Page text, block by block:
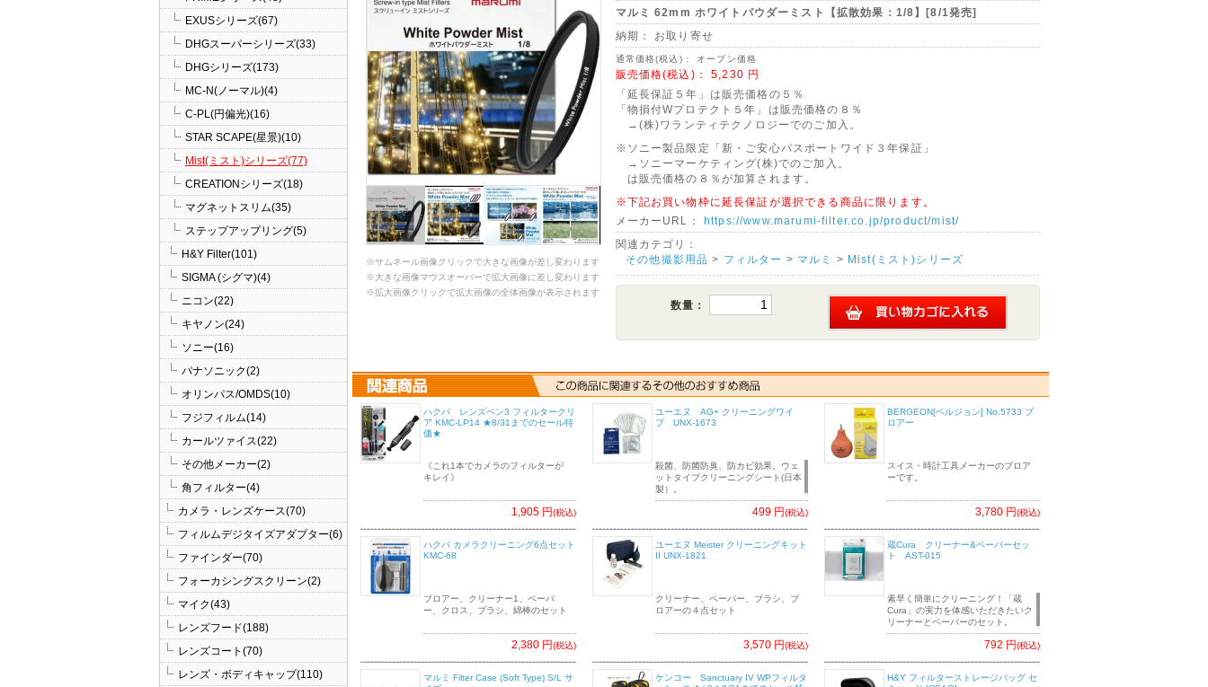
EXUSシリーズ(67)
DHGスーパーシリーズ(33)
DHGシリーズ(173)
MC-N(ノーマル)(4)
C-PL(円偏光)(16)
STAR SCAPE(星景)(10)
Mist(ミスト)シリーズ(77)
CREATIONシリーズ(18)
マグネットスリム(35)
ステップアップリング(5)
H&Y Filter(101)
SIGMA (シグマ)(4)
ニコン(22)
キヤノン(24)
ソニー(16)
パナソニック(2)
オリンパス/OMDS(10)
フジフィルム(14)
カールツァイス(22)
その他メーカー(2)
角フィルター(4)
カメラ・レンズケース(70)
フィルムデジタイズアダプター(6)
ファインダー(70)
フォーカシングスクリーン(2)
マイク(43)
レンズフード(188)
レンズコート(70)
レンズ・ボディキャップ(110)
※サムネール画像クリックで大きな画像が差し変わります
※大きな画像マウスオーバーで拡大画像に差し変わります
※拡大画像クリックで拡大画像の全体画像が表示されます
マルミ 62mm ホワイトパウダーミスト【拡散効果：1/8】[8/1発売]
納期：
お取り寄せ
通常価格(税込)： オープン価格
販売価格(税込)： 5,230 円
「延長保証５年」は販売価格の５％
「物損付Wプロテクト５年」は販売価格の８％
→(株)ワランティテクノロジーでのご加入。
※ソニー製品限定「新・ご安心パスポートワイド３年保証」
→ソニーマーケティング(株)でのご加入。
は販売価格の８％が加算されます。
※下記お買い物枠に延長保証が選択できる商品に限ります。
メーカーURL：
https://www.marumi-filter.co.jp/product/mist/
関連カテゴリ：
その他撮影用品 > フィルター > マルミ > Mist(ミスト)シリーズ
数量：
ハクバ レンズペン3 フィルタークリ
ア KMC-LP14 ★8/31までのセール特
価★
《これ1本でカメラのフィルターが
キレイ》
1,905 円(税込)
ユーエヌ AG+ クリーニングワイ
プ UNX-1673
殺菌、防菌防臭、防カビ効果。ウェ
ットタイプクリーニングシート(日本
製）。
499 円(税込)
BERGEON[ベルジョン] No.5733 ブ
ロアー
スイス・時計工具メーカーのブロア
ーです。
3,780 円(税込)
ハクバ カメラクリーニング6点セット
KMC-68
ブロアー、クリーナー1、ペーパ
ー、クロス、ブラシ、綿棒のセット
2,380 円(税込)
ユーエヌ Meister クリーニングキット
II UNX-1821
クリーナー、ペーパー、ブラシ、ブ
ロアーの４点セット
3,570 円(税込)
蔵Cura クリーナー&ペーパーセッ
ト AST-015
素早く簡単にクリーニング！「蔵
Cura」の実力を体感いただきたいク
リーナーとペーパーのセット。
792 円(税込)
マルミ Filter Case (Soft Type) S/L サ
ケンコー Sanctuary IV WPフィルタ
H&Y フィルターストレージバッグ セ